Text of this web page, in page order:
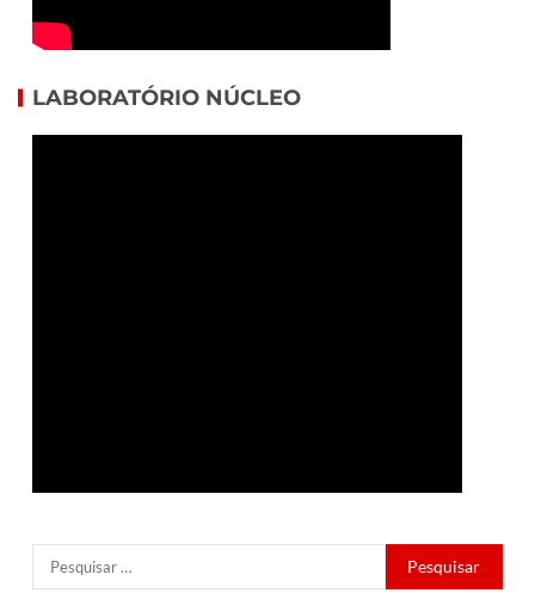
LABORATÓRIO NÚCLEO